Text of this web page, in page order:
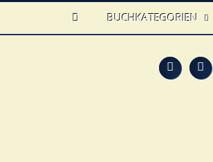
HOME
BUCHKATEGORIEN